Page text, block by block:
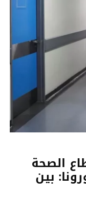
الصحة
بين